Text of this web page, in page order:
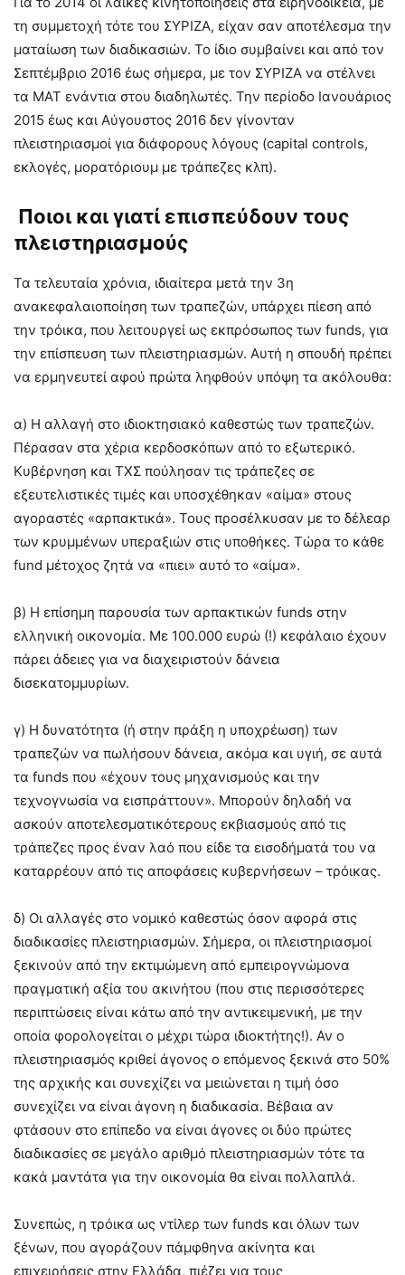
τη συμμετοχή τότε του ΣΥΡΙΖΑ, είχαν σαν αποτέλεσμα την
ματαίωση των διαδικασιών. Το ίδιο συμβαίνει και από τον
Σεπτέμβριο 2016 έως σήμερα, με τον ΣΥΡΙΖΑ να στέλνει
τα ΜΑΤ ενάντια στου διαδηλωτές. Την περίοδο Ιανουάριος
2015 έως και Αύγουστος 2016 δεν γίνονταν
πλειστηριασμοί για διάφορους λόγους (capital controls,
εκλογές, μορατόριουμ με τράπεζες κλπ).
Ποιοι και γιατί επισπεύδουν τους
πλειστηριασμούς
Τα τελευταία χρόνια, ιδιαίτερα μετά την 3η
ανακεφαλαιοποίηση των τραπεζών, υπάρχει πίεση από
την τρόικα, που λειτουργεί ως εκπρόσωπος των funds, για
την επίσπευση των πλειστηριασμών. Αυτή η σπουδή πρέπει
να ερμηνευτεί αφού πρώτα ληφθούν υπόψη τα ακόλουθα:
α) Η αλλαγή στο ιδιοκτησιακό καθεστώς των τραπεζών.
Πέρασαν στα χέρια κερδοσκόπων από το εξωτερικό.
Κυβέρνηση και ΤΧΣ πούλησαν τις τράπεζες σε
εξευτελιστικές τιμές και υποσχέθηκαν «αίμα» στους
αγοραστές «αρπακτικά». Τους προσέλκυσαν με το δέλεαρ
των κρυμμένων υπεραξιών στις υποθήκες. Τώρα το κάθε
fund μέτοχος ζητά να «πιει» αυτό το «αίμα».
β) Η επίσημη παρουσία των αρπακτικών funds στην
ελληνική οικονομία. Με 100.000 ευρώ (!) κεφάλαιο έχουν
πάρει άδειες για να διαχειριστούν δάνεια
δισεκατομμυρίων.
γ) Η δυνατότητα (ή στην πράξη η υποχρέωση) των
τραπεζών να πωλήσουν δάνεια, ακόμα και υγιή, σε αυτά
τα funds που «έχουν τους μηχανισμούς και την
τεχνογνωσία να εισπράττουν». Μπορούν δηλαδή να
ασκούν αποτελεσματικότερους εκβιασμούς από τις
τράπεζες προς έναν λαό που είδε τα εισοδήματά του να
καταρρέουν από τις αποφάσεις κυβερνήσεων – τρόικας.
δ) Οι αλλαγές στο νομικό καθεστώς όσον αφορά στις
διαδικασίες πλειστηριασμών. Σήμερα, οι πλειστηριασμοί
ξεκινούν από την εκτιμώμενη από εμπειρογνώμονα
πραγματική αξία του ακινήτου (που στις περισσότερες
περιπτώσεις είναι κάτω από την αντικειμενική, με την
οποία φορολογείται ο μέχρι τώρα ιδιοκτήτης!). Αν ο
πλειστηριασμός κριθεί άγονος ο επόμενος ξεκινά στο 50%
της αρχικής και συνεχίζει να μειώνεται η τιμή όσο
συνεχίζει να είναι άγονη η διαδικασία. Βέβαια αν
φτάσουν στο επίπεδο να είναι άγονες οι δύο πρώτες
διαδικασίες σε μεγάλο αριθμό πλειστηριασμών τότε τα
κακά μαντάτα για την οικονομία θα είναι πολλαπλά.
Συνεπώς, η τρόικα ως ντίλερ των funds και όλων των
ξένων, που αγοράζουν πάμφθηνα ακίνητα και
επιχειρήσεις στην Ελλάδα, πιέζει για τους